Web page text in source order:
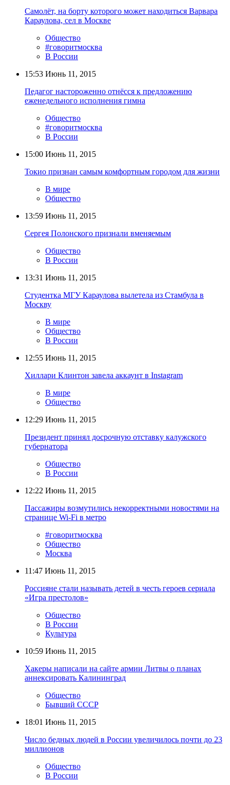
Самолёт, на борту которого может находиться Варвара
Караулова, сел в Москве
Общество
#говоритмосква
В России
15:53 Июнь 11, 2015
Педагог настороженно отнёсся к предложению
еженедельного исполнения гимна
Общество
#говоритмосква
В России
15:00 Июнь 11, 2015
Токио признан самым комфортным городом для жизни
В мире
Общество
13:59 Июнь 11, 2015
Сергея Полонского признали вменяемым
Общество
В России
13:31 Июнь 11, 2015
Студентка МГУ Караулова вылетела из Стамбула в
Москву
В мире
Общество
В России
12:55 Июнь 11, 2015
Хиллари Клинтон завела аккаунт в Instagram
В мире
Общество
12:29 Июнь 11, 2015
Президент принял досрочную отставку калужского
губернатора
Общество
В России
12:22 Июнь 11, 2015
Пассажиры возмутились некорректными новостями на
странице Wi-Fi в метро
#говоритмосква
Общество
Москва
11:47 Июнь 11, 2015
Россияне стали называть детей в честь героев сериала
«Игра престолов»
Общество
В России
Культура
10:59 Июнь 11, 2015
Хакеры написали на сайте армии Литвы о планах
аннексировать Калининград
Общество
Бывший СССР
18:01 Июнь 11, 2015
Число бедных людей в России увеличилось почти до 23
миллионов
Общество
В России